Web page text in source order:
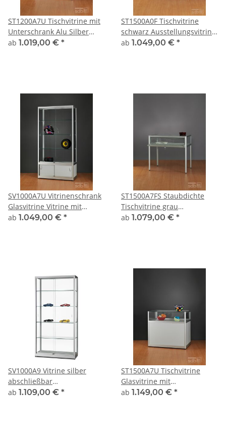
ST1200A7U Tischvitrine mit
Unterschrank Alu Silber
abschließbar
ab 1.019,00 € *
ST1500A0F Tischvitrine
schwarz Ausstellungsvitrine
Präsentationsvitrine Alu
ab 1.049,00 € *
SV1000A7U Vitrinenschrank
Glasvitrine Vitrine mit
Unterschrank grau alu
ab 1.049,00 € *
ST1500A7FS Staubdichte
Tischvitrine grau
Ausstellungsvitrine
ab 1.079,00 € *
SV1000A9 Vitrine silber
abschließbar
Ausstellungsvitrine
ab 1.109,00 € *
ST1500A7U Tischvitrine
Glasvitrine mit
Unterschrank Alu Silber
ab 1.149,00 € *